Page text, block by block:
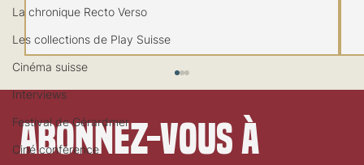
La chronique Recto Verso
Les collections de Play Suisse
Cinéma suisse
Interviews
Festival de Gérardmer
Ciné conférence
Abonnez-vous à